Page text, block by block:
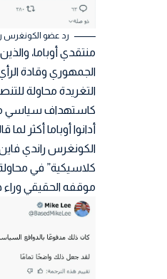
رد عضو الكونغرس
منتقدي أوباما،
الجمهوري وقادة
التغريدة محاولة
كاستهداف سياسي
أدانوا أوباما أكثر
الكونغرس راندي فاين
كلاسيكية” في
موقفه الحقيقي وراء